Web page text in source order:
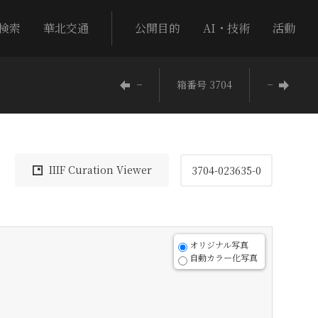
索 華北交通 公開目的 AI・技術 活動
− 箱番号 3704 −
IIIF Curation Viewer 3704-023635-0
オリジナル写真
自動カラー化写真